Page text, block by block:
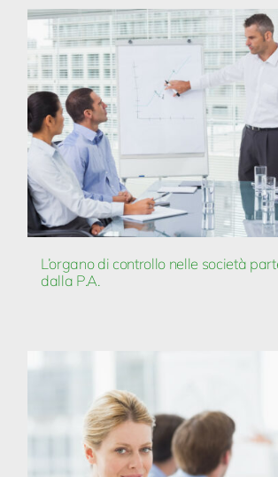
L’organo di controllo nelle società
dalla P.A.